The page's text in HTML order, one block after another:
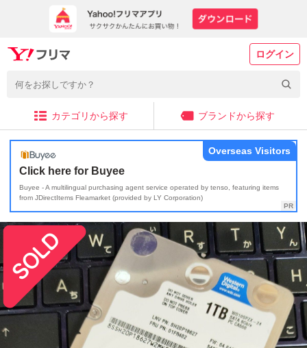
ログイン
カテゴリから探す ブランドから探す
Click here for Buyee
Buyee - A multilingual purchasing agent service operated by tenso, featuring items
from JDirectItems Fleamarket (provided by LY Corporation)
Overseas Visitors